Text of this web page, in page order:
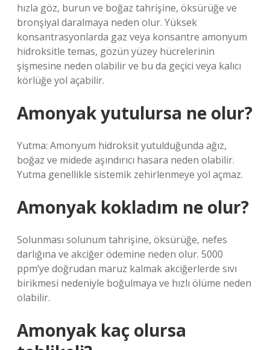
hızla göz, burun ve boğaz tahrişine, öksürüğe ve
bronşiyal daralmaya neden olur. Yüksek
konsantrasyonlarda gaz veya konsantre amonyum
hidroksitle temas, gözün yüzey hücrelerinin
şişmesine neden olabilir ve bu da geçici veya kalıcı
körlüğe yol açabilir.
Amonyak yutulursa ne olur?
Yutma: Amonyum hidroksit yutulduğunda ağız,
boğaz ve midede aşındırıcı hasara neden olabilir.
Yutma genellikle sistemik zehirlenmeye yol açmaz.
Amonyak kokladım ne olur?
Solunması solunum tahrişine, öksürüğe, nefes
darlığına ve akciğer ödemine neden olur. 5000
ppm’ye doğrudan maruz kalmak akciğerlerde sıvı
birikmesi nedeniyle boğulmaya ve hızlı ölüme neden
olabilir.
Amonyak kaç olursa